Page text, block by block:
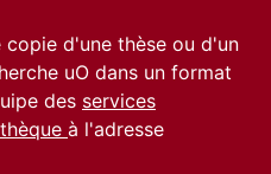
d'une thèse ou d'un
uO dans un format
des services
à l'adresse